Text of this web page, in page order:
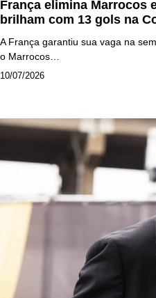
França elimina Marrocos
brilham com 13 gols na
A França garantiu sua vaga na
o Marrocos…
10/07/2026